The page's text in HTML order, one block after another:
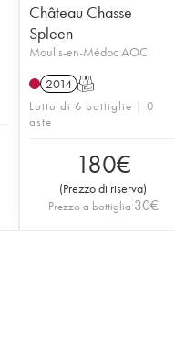
Château Chasse
Spleen
Moulis-en-Médoc AOC
2014 T
Lotto di 6 bottiglie | 0
aste
180€
(Prezzo di riserva)
Prezzo a bottiglia 30€